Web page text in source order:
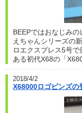
BEEPではおなじみ
えちゃんシリーズの
ロエクスプレス5号
ある初代X68の「
2018/4/2
X68000ロゴピンズの